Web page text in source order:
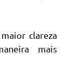
clareza
mais